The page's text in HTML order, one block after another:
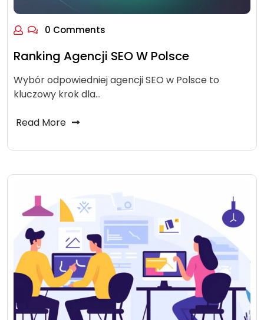
0 Comments
Ranking Agencji SEO W Polsce
Wybór odpowiedniej agencji SEO w Polsce to
kluczowy krok dla…
Read More